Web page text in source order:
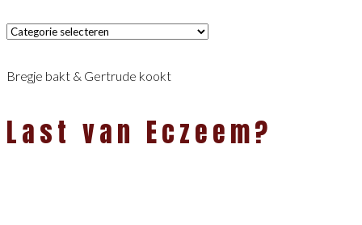
Categorieën
Bregje bakt & Gertrude kookt
Last van Eczeem?